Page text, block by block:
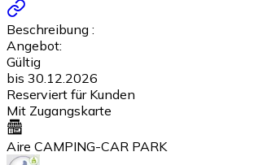
Beschreibung :
Angebot:
Gültig
bis 30.12.2026
Reserviert für Kunden
Mit Zugangskarte
Aire CAMPING-CAR PARK